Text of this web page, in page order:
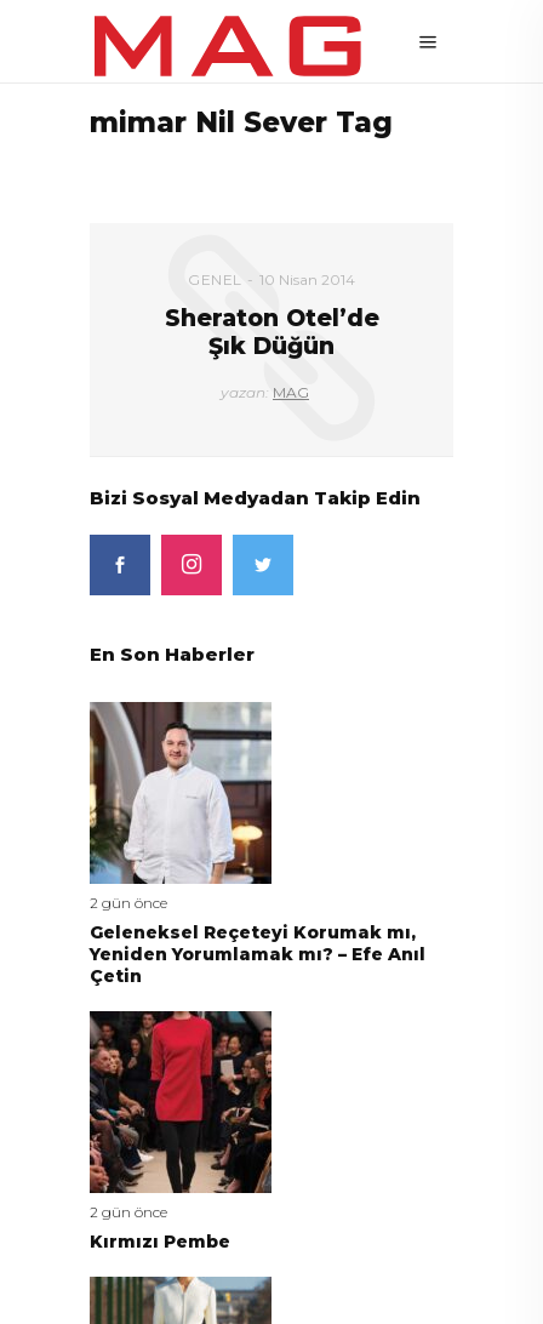
mimar Nil Sever Tag
GENEL 10 Nisan 2014
Sheraton Otel’de
Şık Düğün
yazan: MAG
Bizi Sosyal Medyadan Takip Edin
En Son Haberler
2 gün önce
Geleneksel Reçeteyi Korumak mı,
Yeniden Yorumlamak mı? – Efe Anıl
Çetin
2 gün önce
Kırmızı Pembe